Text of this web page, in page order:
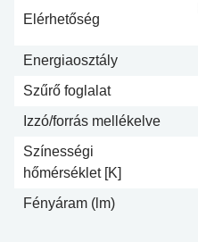
Elérhetőség
Energiaosztály
Szűrő foglalat
Izzó/forrás mellékelve
Színességi
hőmérséklet [K]
Fényáram (lm)